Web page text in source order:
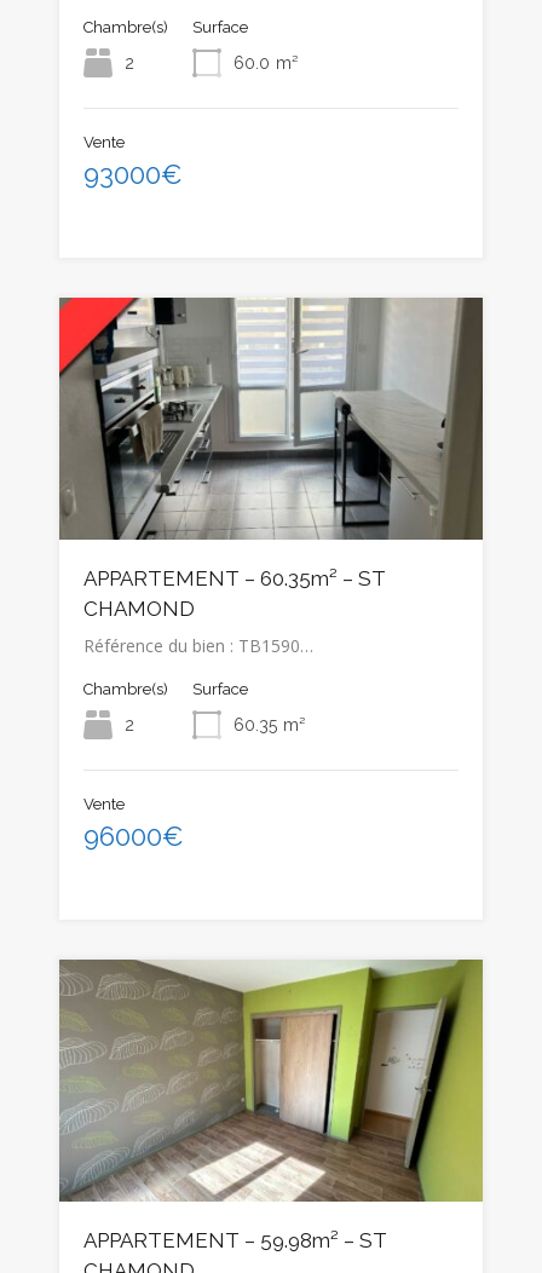
Chambre(s)
2
Surface
60.0 m²
Vente
93000€
APPARTEMENT – 60.35m² – ST
CHAMOND
Référence du bien : TB1590…
Chambre(s)
2
Surface
60.35 m²
Vente
96000€
APPARTEMENT – 59.98m² – ST